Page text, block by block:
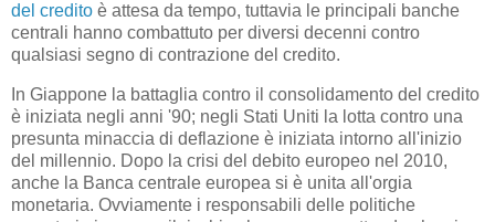
del credito è attesa da tempo, tuttavia le principali banche
centrali hanno combattuto per diversi decenni contro
qualsiasi segno di contrazione del credito.
In Giappone la battaglia contro il consolidamento del credito
è iniziata negli anni '90; negli Stati Uniti la lotta contro una
presunta minaccia di deflazione è iniziata intorno all'inizio
del millennio. Dopo la crisi del debito europeo nel 2010,
anche la Banca centrale europea si è unita all'orgia
monetaria. Ovviamente i responsabili delle politiche